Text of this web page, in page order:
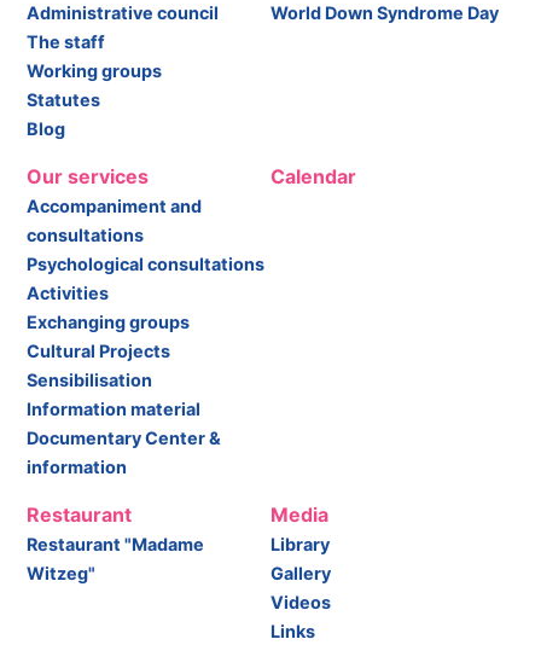
Administrative council
The staff
Working groups
Statutes
Blog
World Down Syndrome Day
Our services
Accompaniment and
consultations
Psychological consultations
Activities
Exchanging groups
Cultural Projects
Sensibilisation
Information material
Documentary Center &
information
Calendar
Restaurant
Restaurant "Madame
Witzeg"
Media
Library
Gallery
Videos
Links